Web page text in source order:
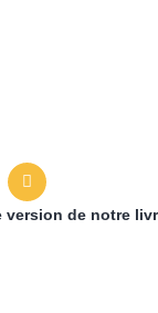
mesure pour
vos exigences.
version de notre